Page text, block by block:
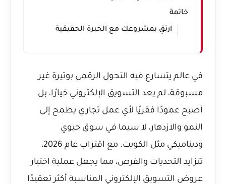
خاتمة
ارتقِ بمشروعك مع الخبرة الحقيقية
في عالم يتسارع فيه التحول الرقمي بوتيرة غير
مسبوقة، لم يعد التسويق الإلكتروني خيارًا، بل
أصبح عمودًا فقريًا لأي عمل تجاري يطمح إلى
النمو والازدهار، لا سيما في سوق حيوي
وديناميكي مثل الكويت. مع اقتراب عام 2026،
تتزايد التحديات والفرص، مما يجعل عملية اختيار
عروض التسويق الإلكتروني المناسبة أكثر تعقيدًا